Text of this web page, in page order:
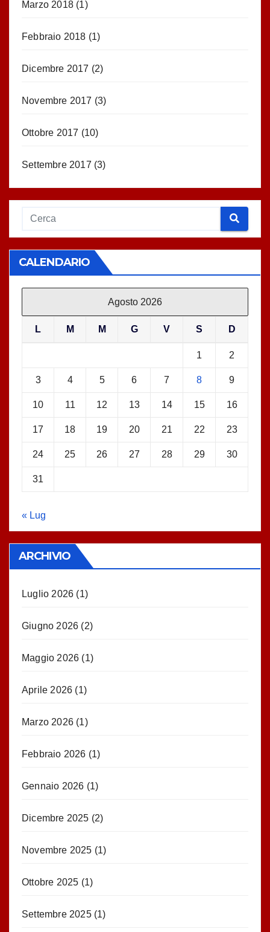
Marzo 2018 (1)
Febbraio 2018 (1)
Dicembre 2017 (2)
Novembre 2017 (3)
Ottobre 2017 (10)
Settembre 2017 (3)
CALENDARIO
Agosto 2026
L M M G V S D
1 2
3 4 5 6 7 8 9
10 11 12 13 14 15 16
17 18 19 20 21 22 23
24 25 26 27 28 29 30
31
« Lug
ARCHIVIO
Luglio 2026 (1)
Giugno 2026 (2)
Maggio 2026 (1)
Aprile 2026 (1)
Marzo 2026 (1)
Febbraio 2026 (1)
Gennaio 2026 (1)
Dicembre 2025 (2)
Novembre 2025 (1)
Ottobre 2025 (1)
Settembre 2025(1)